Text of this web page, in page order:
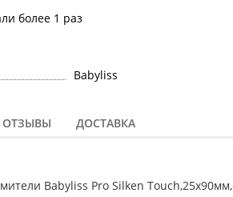
более 1 раз
Babyliss
ОТЗЫВЫ ДОСТАВКА
Babyliss Pro Silken